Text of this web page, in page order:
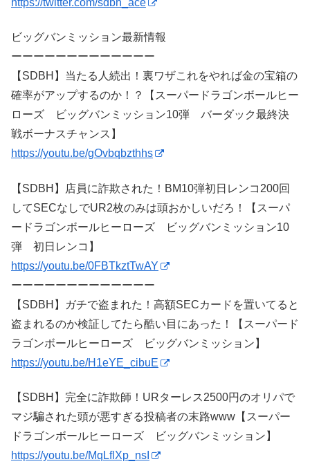
https://twitter.com/sdbh_ace
ビッグバンミッション最新情報
ーーーーーーーーーーーーー
【SDBH】当たる人続出！裏ワザこれをやれば金の宝箱の
確率がアップするのか！？【スーパードラゴンボールヒー
ローズ ビッグバンミッション10弾 バーダック最終決
戦ボーナスチャンス】
https://youtu.be/gOvbqbzthhs
【SDBH】店員に詐欺された！BM10弾初日レンコ200回
してSECなしでUR2枚のみは頭おかしいだろ！【スーパ
ードラゴンボールヒーローズ ビッグバンミッション10
弾 初日レンコ】
https://youtu.be/0FBTkztTwAY
ーーーーーーーーーーーーー
【SDBH】ガチで盗まれた！高額SECカードを置いてると
盗まれるのか検証してたら酷い目にあった！【スーパード
ラゴンボールヒーローズ ビッグバンミッション】
https://youtu.be/H1eYE_cibuE
【SDBH】完全に詐欺師！URターレス2500円のオリパで
マジ騙された頭が悪すぎる投稿者の末路www【スーパー
ドラゴンボールヒーローズ ビッグバンミッション】
https://youtu.be/MqLflXp_nsI